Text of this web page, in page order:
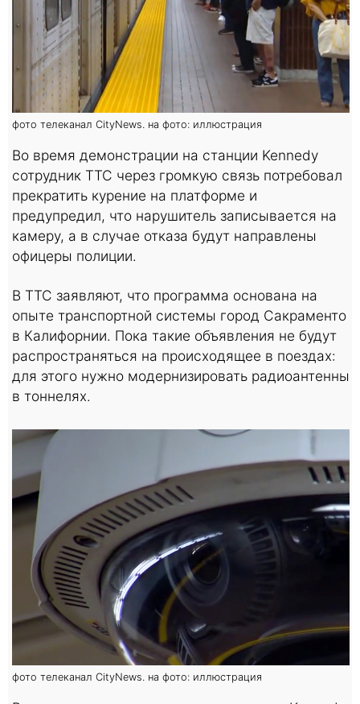
фото телеканал CityNews. на фото: иллюстрация
Во время демонстрации на станции Kennedy
сотрудник TTC через громкую связь потребовал
прекратить курение на платформе и
предупредил, что нарушитель записывается на
камеру, а в случае отказа будут направлены
офицеры полиции.
В TTC заявляют, что программа основана на
опыте транспортной системы город Сакраменто
в Калифорнии. Пока такие объявления не будут
распространяться на происходящее в поездах:
для этого нужно модернизировать радиоантенны
в тоннелях.
фото телеканал CityNews. на фото: иллюстрация